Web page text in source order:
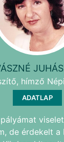
hímző
ADATLAP
de érdekelt a